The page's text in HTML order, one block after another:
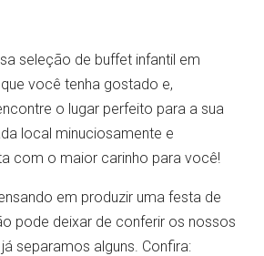
seleção de buffet infantil em
você tenha gostado e,
o lugar perfeito para a sua
local minuciosamente e
com o maior carinho para você!
em produzir uma festa de
pode deixar de conferir os nossos
separamos alguns. Confira: